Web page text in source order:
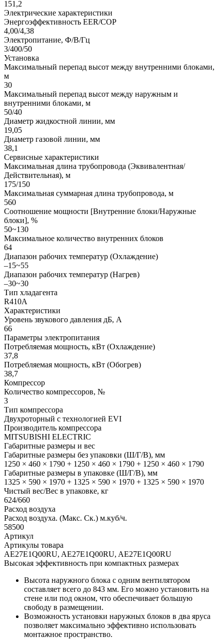
151,2
Электрические характеристики
Энергоэффективность EER/COP
4,00/4,38
Электропитание, Ф/В/Гц
3/400/50
Установка
Максимальный перепад высот между внутренними блоками,
м
30
Максимальный перепад высот между наружным и
внутренними блоками, м
50/40
Диаметр жидкостной линии, мм
19,05
Диаметр газовой линии, мм
38,1
Сервисные характеристики
Максимальная длина трубопровода (Эквивалентная/
Действительная), м
175/150
Максимальная суммарная длина трубопровода, м
560
Соотношение мощности [Внутренние блоки/Наружные
блоки], %
50~130
Максимальное количество внутренних блоков
64
Диапазон рабочих температур (Охлаждение)
–15~55
Диапазон рабочих температур (Нагрев)
–30~30
Тип хладагента
R410A
Характеристики
Уровень звукового давления дБ, А
66
Параметры электропитания
Потребляемая мощность, кВт (Охлаждение)
37,8
Потребляемая мощность, кВт (Обогрев)
38,7
Компрессор
Количество компрессоров, №
3
Тип компрессора
Двухроторный с технологией EVI
Производитель компрессора
MITSUBISHI ELECTRIC
Габаритные размеры и вес
Габаритные размеры без упаковки (Ш/Г/В), мм
1250 × 460 × 1790 + 1250 × 460 × 1790 + 1250 × 460 × 1790
Габаритные размеры в упаковке (Ш/Г/В), мм
1325 × 590 × 1970 + 1325 × 590 × 1970 + 1325 × 590 × 1970
Чистый вес/Вес в упаковке, кг
624/660
Расход воздуха
Расход воздуха. (Макс. Ск.) м.куб/ч.
58500
Артикул
Артикулы товара
AE27E1Q00RU, AE27E1Q00RU, AE27E1Q00RU
Высокая эффективность при компактных размерах
Высота наружного блока с одним вентилятором
составляет всего до 843 мм. Его можно установить на
стене или под окном, что обеспечивает большую
свободу в размещении.
Возможность установки наружных блоков в два яруса
позволяет максимально эффективно использовать
монтажное пространство.